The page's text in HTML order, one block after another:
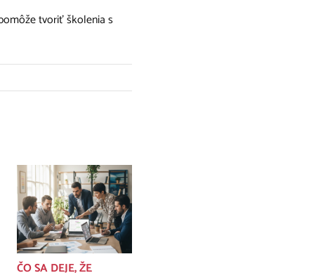
tvoriť školenia s
ČO SA DEJE, ŽE